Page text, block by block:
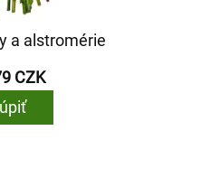
a alstromérie
CZK